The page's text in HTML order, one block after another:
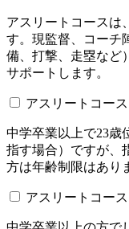
アスリートコースは
す。現監督、コーチ
備、打撃、走塁など
サポートします。
アスリートコー
中学卒業以上で23歳
指す場合）ですが、
方は年齢制限はあり
アスリートコー